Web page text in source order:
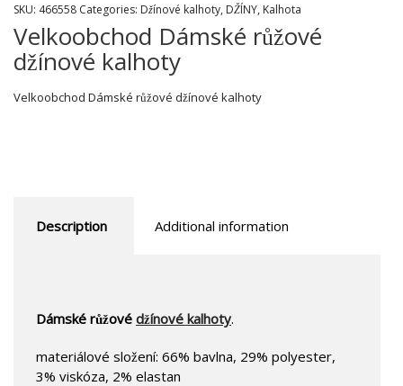
SKU: 466558 Categories: Džínové kalhoty, DŽÍNY, Kalhota
Velkoobchod Dámské růžové
džínové kalhoty
Velkoobchod Dámské růžové džínové kalhoty
Description Additional information
Dámské růžové džínové kalhoty.
materiálové složení: 66% bavlna, 29% polyester,
3% viskóza, 2% elastan